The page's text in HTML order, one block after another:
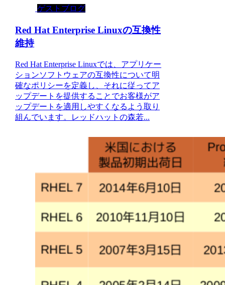
ゲストブログ
Red Hat Enterprise Linuxの互換性
維持
Red Hat Enterprise Linuxでは、アプリケー
ションソフトウェアの互換性について明
確なポリシーを定義し、それに従ってア
ップデートを提供することでお客様がア
ップデートを適用しやすくなるよう取り
組んでいます。レッドハットの森若...